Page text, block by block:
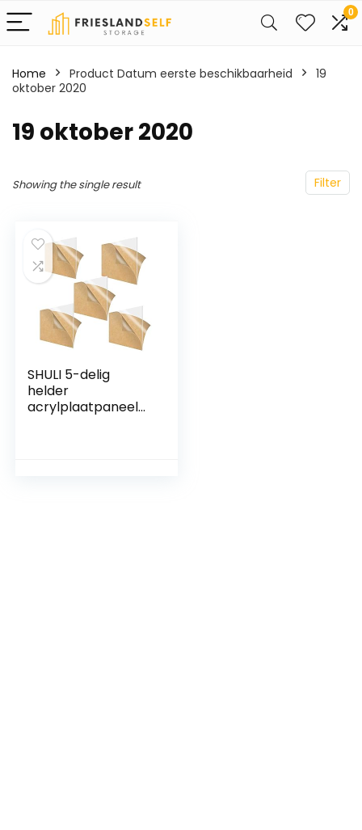
0
Home Product Datum eerste beschikbaarheid
19
oktober 2020
19 oktober 2020
Filter
Showing the single result
SHULI 5-delig
helder
acrylplaatpaneel